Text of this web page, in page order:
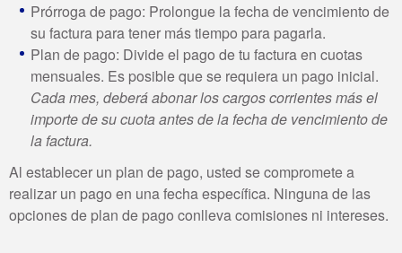
Prórroga de pago: Prolongue la fecha de vencimiento de
su factura para tener más tiempo para pagarla.
Plan de pago: Divide el pago de tu factura en cuotas
mensuales. Es posible que se requiera un pago inicial.
Cada mes, deberá abonar los cargos corrientes más el
importe de su cuota antes de la fecha de vencimiento de
la factura.
Al establecer un plan de pago, usted se compromete a
realizar un pago en una fecha específica. Ninguna de las
opciones de plan de pago conlleva comisiones ni intereses.